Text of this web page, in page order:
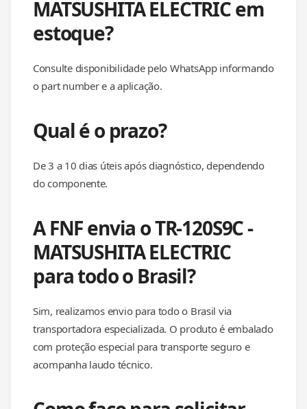
MATSUSHITA ELECTRIC em
estoque?
Consulte disponibilidade pelo WhatsApp informando
o part number e a aplicação.
Qual é o prazo?
De 3 a 10 dias úteis após diagnóstico, dependendo
do componente.
A FNF envia o TR-120S9C -
MATSUSHITA ELECTRIC
para todo o Brasil?
Sim, realizamos envio para todo o Brasil via
transportadora especializada. O produto é embalado
com proteção especial para transporte seguro e
acompanha laudo técnico.